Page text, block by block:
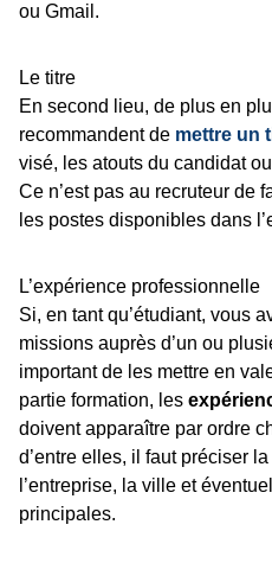
ou Gmail.
Le titre
En second lieu, de plus en
recommandent de mettre un
visé, les atouts du candidat
Ce n’est pas au recruteur de
les postes disponibles dans
L’expérience professionnelle
Si, en tant qu’étudiant, vous
missions auprès d’un ou
important de les mettre en
partie formation, les
doivent apparaître par ordre
d’entre elles, il faut préciser
l’entreprise, la ville et
principales.